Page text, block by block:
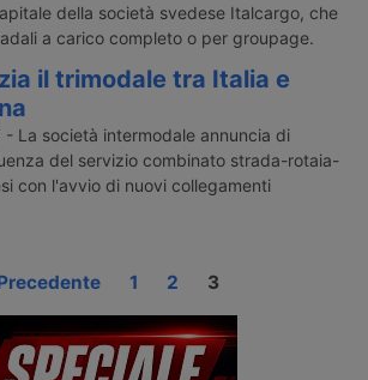
della società svedese Italcargo, che
a carico completo o per groupage.
il trimodale tra Italia e
- La società intermodale annuncia di
del servizio combinato strada-rotaia-
con l'avvio di nuovi collegamenti
1 2 3